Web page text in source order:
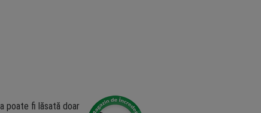
poate fi lăsată doar